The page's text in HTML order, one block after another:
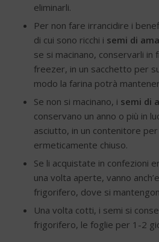
eliminarli.
Per non fare irrancidire i
di cui sono ricchi i semi di
se si macinano, conservarli in
freezer, in un sacchetto per
modo la farina potrà
Se non si macinano, i semi di
conservano un anno o più in
asciutto, in un contenitore
ermeticamente chiuso.
Se li acquistate in confezioni
una volta aperte, vanno
frigorifero, dove si
Una volta cotti, i semi si
frigorifero, le foglie per 1-2